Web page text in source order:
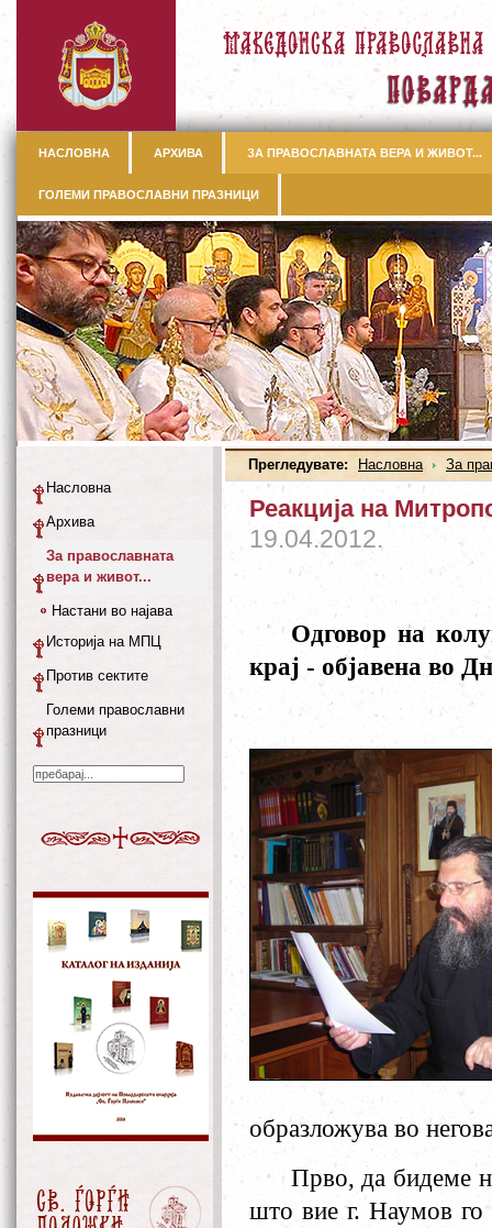
НАСЛОВНА АРХИВА ЗА ПРАВОСЛАВНАТА ВЕРА И ЖИВОТ...
ГОЛЕМИ ПРАВОСЛАВНИ ПРАЗНИЦИ
Прегледувате: Насловна За
Реакција на
19.04.2012.
Одговор на
крај - објавена во
образложува во
Прво, да бидеме
што вие г. Наумов го
Насловна
Архива
За православната
вера и живот...
Настани во најава
Историја на МПЦ
Против сектите
Големи православни
празници